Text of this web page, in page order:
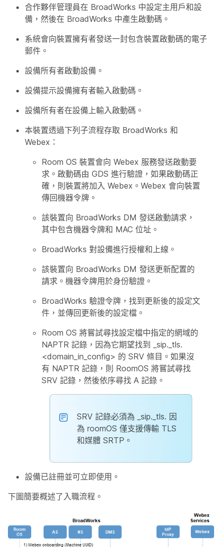
合作夥伴管理員在 BroadWorks 中設定主用戶和設
備，然後在 BroadWorks 中產生啟動碼。
系統會向裝置擁有者發送一封包含裝置啟動碼的電子
郵件。
設備所有者啟動設備。
設備提示設備擁有者輸入啟動碼。
設備所有者在設備上輸入啟動碼。
本裝置透過下列子流程存取 BroadWorks 和
Webex：
Room OS 裝置會向 Webex 服務發送啟動要
求。啟動碼由 GDS 進行驗證，如果啟動碼正
確，則裝置將加入 Webex。Webex 會向裝置
傳回機器令牌。
該裝置向 BroadWorks DM 發送啟動請求，
其中包含機器令牌和 MAC 位址。
BroadWorks 對設備進行授權和上線。
該裝置向 BroadWorks DM 發送更新配置的
請求。機器令牌用於身份驗證。
BroadWorks 驗證令牌，找到更新後的設定文
件，並傳回更新後的設定檔。
Room OS 將嘗試尋找設定檔中指定的網域的
NAPTR 記錄，因為它期望找到 _sip._tls.
<domain_in_config> 的 SRV 條目。如果沒
有 NAPTR 記錄，則 RoomOS 將嘗試尋找
SRV 記錄，然後依序尋找 A 記錄。
SRV 記錄必須為 _sip._tls. 因
為 roomOS 僅支援傳輸 TLS
和媒體 SRTP。
設備已註冊並可立即使用。
下圖簡要概述了入職流程。